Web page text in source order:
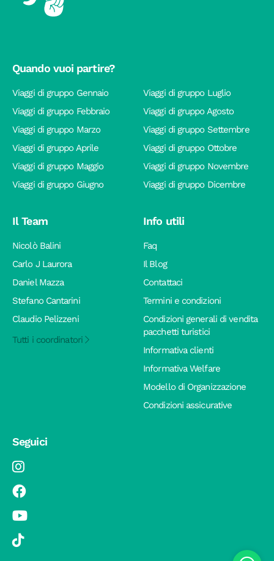
Quando vuoi partire?
Viaggi di gruppo Gennaio
Viaggi di gruppo Febbraio
Viaggi di gruppo Marzo
Viaggi di gruppo Aprile
Viaggi di gruppo Maggio
Viaggi di gruppo Giugno
Viaggi di gruppo Luglio
Viaggi di gruppo Agosto
Viaggi di gruppo Settembre
Viaggi di gruppo Ottobre
Viaggi di gruppo Novembre
Viaggi di gruppo Dicembre
Il Team
Nicolò Balini
Carlo J Laurora
Daniel Mazza
Stefano Cantarini
Claudio Pelizzeni
Tutti i coordinatori
Info utili
Faq
Il Blog
Contattaci
Termini e condizioni
Condizioni generali di vendita
pacchetti turistici
Informativa clienti
Informativa Welfare
Modello di Organizzazione
Condizioni assicurative
Seguici